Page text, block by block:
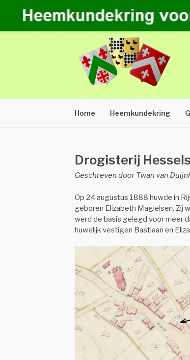
Home Heemkundekring
Drogisterij Hessels
Geschreven door Twan van
Op 24 augustus 1888 huwde in
geboren Elizabeth Magielsen. Zij
werd de basis gelegd voor meer
huwelijk vestigen Bastiaan en